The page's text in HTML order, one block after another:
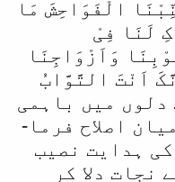
الْفَوَاحِشَ مَا
لَنَا فِیْ
وَاَزْوَاجِنَا
اَنْتَ التَّوَّابُ
دلوں میں باہمی
اصلاح فرما-
کی ہدایت نصیب
نجات دلا کر